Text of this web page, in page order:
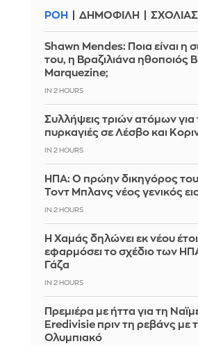
ΡΟΗ ΔΗΜΟΦΙΛΗ
Shawn Mendes: Ποια είναι η
του, η Βραζιλιάνα ηθοποιός
Marquezine;
IN 2 HOURS
Συλλήψεις τριών ατόμων για
πυρκαγιές σε Λέσβο και
IN 2 HOURS
ΗΠΑ: Ο πρώην δικηγόρος
Τοντ Μπλανς νέος γενικός
IN 2 HOURS
Η Χαμάς δηλώνει εκ νέου
εφαρμόσει το σχέδιο των
Γάζα
IN 2 HOURS
Πρεμιέρα με ήττα για τη
Eredivisie πριν τη ρεβάνς με
Ολυμπιακό